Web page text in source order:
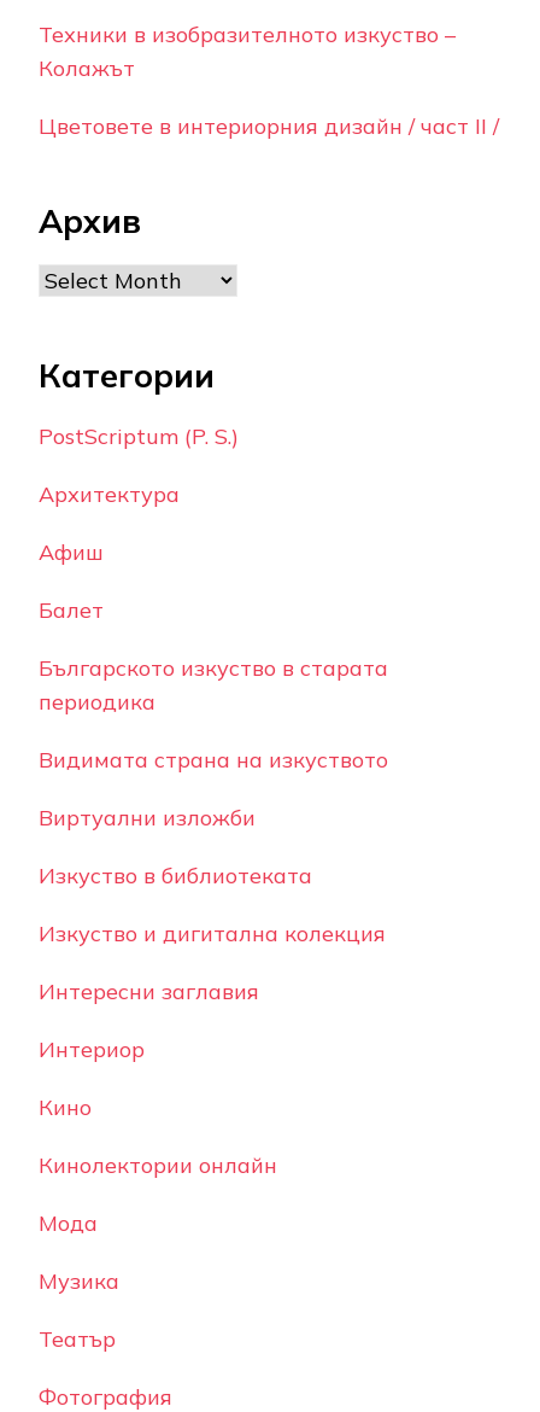
Техники в изобразителното изкуство –
Колажът
Цветовете в интериорния дизайн / част II /
Архив
Archives
Категории
PostScriptum (P. S.)
Архитектура
Афиш
Балет
Българското изкуство в старата
периодика
Видимата страна на изкуството
Виртуални изложби
Изкуство в библиотеката
Изкуство и дигитална колекция
Интересни заглавия
Интериор
Кино
Кинолектории онлайн
Мода
Музика
Театър
Фотография